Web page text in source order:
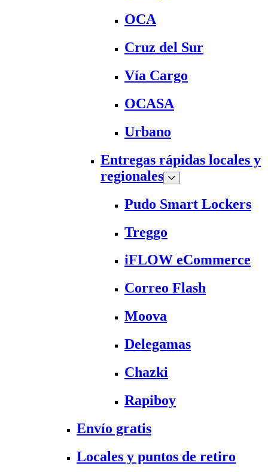
OCA
Cruz del Sur
Vía Cargo
OCASA
Urbano
Entregas rápidas locales y
regionales
Pudo Smart Lockers
Treggo
iFLOW eCommerce
Correo Flash
Moova
Delegamas
Chazki
Rapiboy
Envío gratis
Locales y puntos de retiro